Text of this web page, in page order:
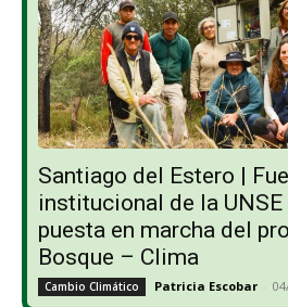
Santiago del Estero |
institucional de la UNSE
puesta en marcha del
Bosque – Clima
Cambio Climático Patricia Escobar -